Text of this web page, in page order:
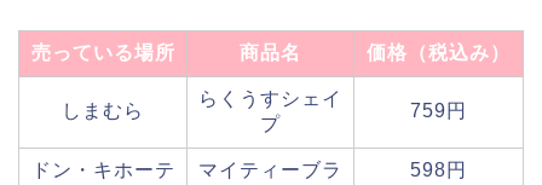
売っている場所 商品名 価格（税込み）
しまむら
らくうすシェイ
プ
759円
ドン・キホーテ マイティーブラ 598円